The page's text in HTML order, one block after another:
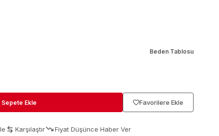
Beden Tablosu
Favorilere Ekle
Karşılaştır Fiyat Düşünce Haber Ver